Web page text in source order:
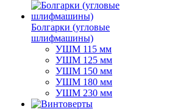
Болгарки (угловые
шлифмашины)
УШМ 115 мм
УШМ 125 мм
УШМ 150 мм
УШМ 180 мм
УШМ 230 мм